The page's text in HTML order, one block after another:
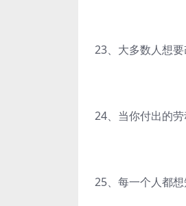
23、大多数人想
24、当你付出的
25、每一个人都